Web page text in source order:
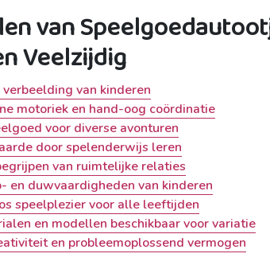
van
Veelzijdig
van kinderen
motoriek en hand-oog coördinatie
voor diverse avonturen
door spelenderwijs leren
van ruimtelijke relaties
en duwvaardigheden van kinderen
speelplezier voor alle leeftijden
en modellen beschikbaar voor variatie
en probleemoplossend vermogen